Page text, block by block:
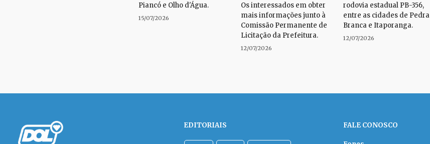
Piancó e Olho d'Água.
15/07/2026
Os interessados em obter
mais informações junto à
Comissão Permanente de
Licitação da Prefeitura.
12/07/2026
rodovia estadual PB-356,
entre as cidades de Pedra
Branca e Itaporanga.
12/07/2026
EDITORIAIS FALE CONOSCO